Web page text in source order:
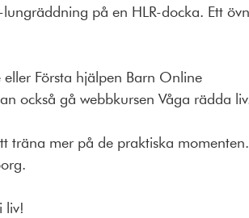
på en HLR-docka. Ett
Första hjälpen Barn Online
också gå webbkursen Våga rädda
träna mer på de praktiska
liv!